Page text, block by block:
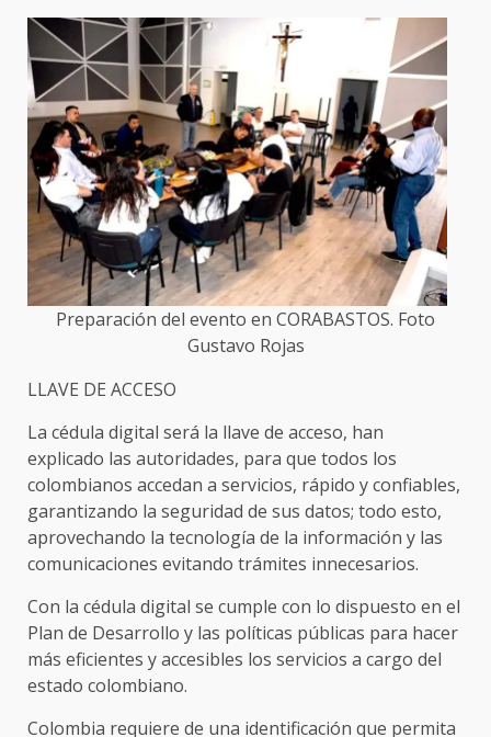
Preparación del evento en CORABASTOS. Foto
Gustavo Rojas
LLAVE DE ACCESO
La cédula digital será la llave de acceso, han
explicado las autoridades, para que todos los
colombianos accedan a servicios, rápido y confiables,
garantizando la seguridad de sus datos; todo esto,
aprovechando la tecnología de la información y las
comunicaciones evitando trámites innecesarios.
Con la cédula digital se cumple con lo dispuesto en el
Plan de Desarrollo y las políticas públicas para hacer
más eficientes y accesibles los servicios a cargo del
estado colombiano.
Colombia requiere de una identificación que permita